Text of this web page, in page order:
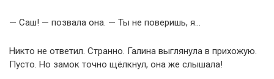
— Саш! — позвала она. — Ты не поверишь, я…
Никто не ответил. Странно. Галина выглянула в прихожую.
Пусто. Но замок точно щёлкнул, она же слышала!